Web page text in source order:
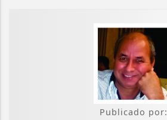
Publicado por: